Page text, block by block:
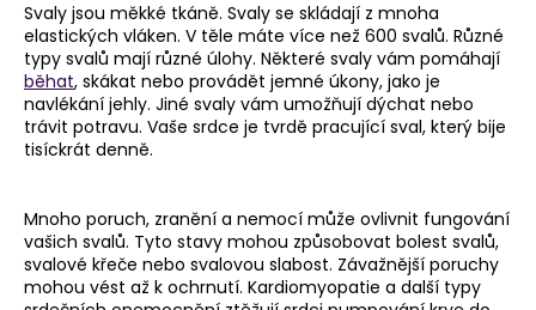
Svaly jsou měkké tkáně. Svaly se skládají z mnoha
elastických vláken. V těle máte více než 600 svalů. Různé
typy svalů mají různé úlohy. Některé svaly vám pomáhají
běhat, skákat nebo provádět jemné úkony, jako je
navlékání jehly. Jiné svaly vám umožňují dýchat nebo
trávit potravu. Vaše srdce je tvrdě pracující sval, který bije
tisíckrát denně.
Mnoho poruch, zranění a nemocí může ovlivnit fungování
vašich svalů. Tyto stavy mohou způsobovat bolest svalů,
svalové křeče nebo svalovou slabost. Závažnější poruchy
mohou vést až k ochrnutí. Kardiomyopatie a další typy
D
o
p
u
č
u
j